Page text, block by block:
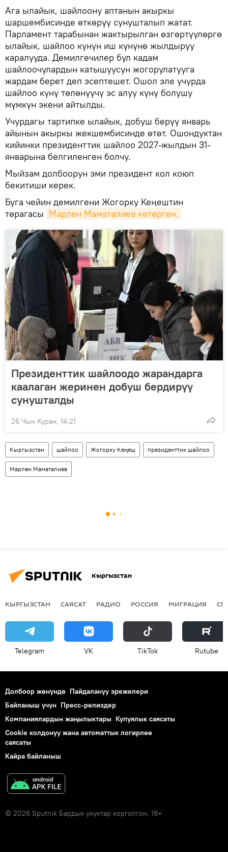
Ага ылайык, шайлоону аптанын акыркы
шаршембисинде өткөрүү сунушталып жатат.
Парламент тарабынан жактырылган өзгөртүүлөргө
ылайык, шайлоо күнүн иш күнүнө жылдыруу
каралууда. Демилгечилер бул кадам
шайлоочулардын катышуусун жогорулатууга
жардам берет деп эсептешет. Ошол эле учурда
шайлоо күнү төлөнүүчү эс алуу күнү болушу
мүмкүн экени айтылды.
Учурдагы тартипке ылайык, добуш берүү январь
айынын акыркы жекшембисинде өтөт. Ошондуктан
кийинки президенттик шайлоо 2027-жылдын 31-
январына белгиленген болчу.
Мыйзам долбоорун эми президент кол коюп
бекитиши керек.
Буга чейин демилгени Жогорку Кеңештин
төрагасы Марлен Маматалиев көтөргөн.
Президенттик шайлоодо жарандарга
каалаган жеринен добуш бердирүү
сунушталды
26 Чын Куран, 14:21
Кыргызстан шайлоо Жогорку Кеңеш президенттик шайлоо
Марлен Маматалиев
Кыргызстан
КЫРГЫЗСТАН САЯСАТ РАДИО РОССИЯ МИГРАЦИЯ
Telegram VK ТikТоk Rutube
Долбоор жөнүндө Пайдалануу эрежелери
Байланыш үчүн Пресс-релиздер
Компаниялардын жаңылыктары Купуялык саясаты
Cookie колдонуу жана автоматтык логирлөө
саясаты
Кайра байланыш
© 2026 Sputnik Бардык укуктар корголгон. 18+